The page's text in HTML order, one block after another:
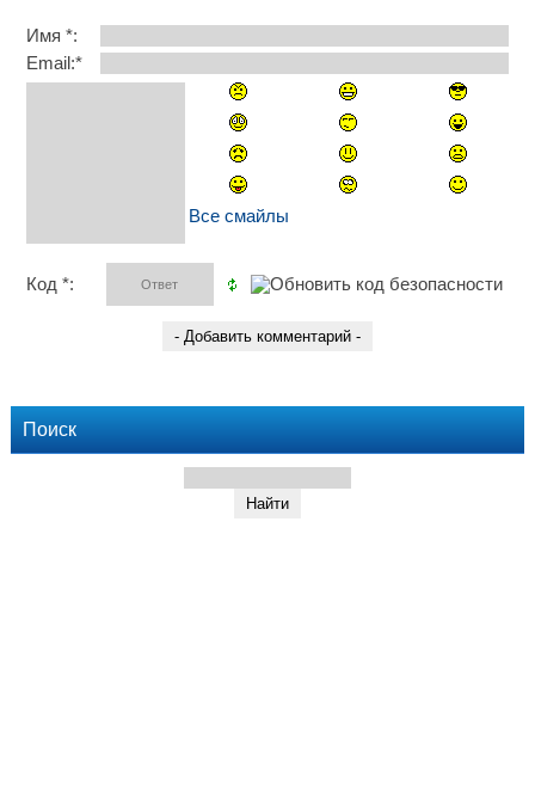
Имя *:
Email:*
Все смайлы
Код *:
Поиск